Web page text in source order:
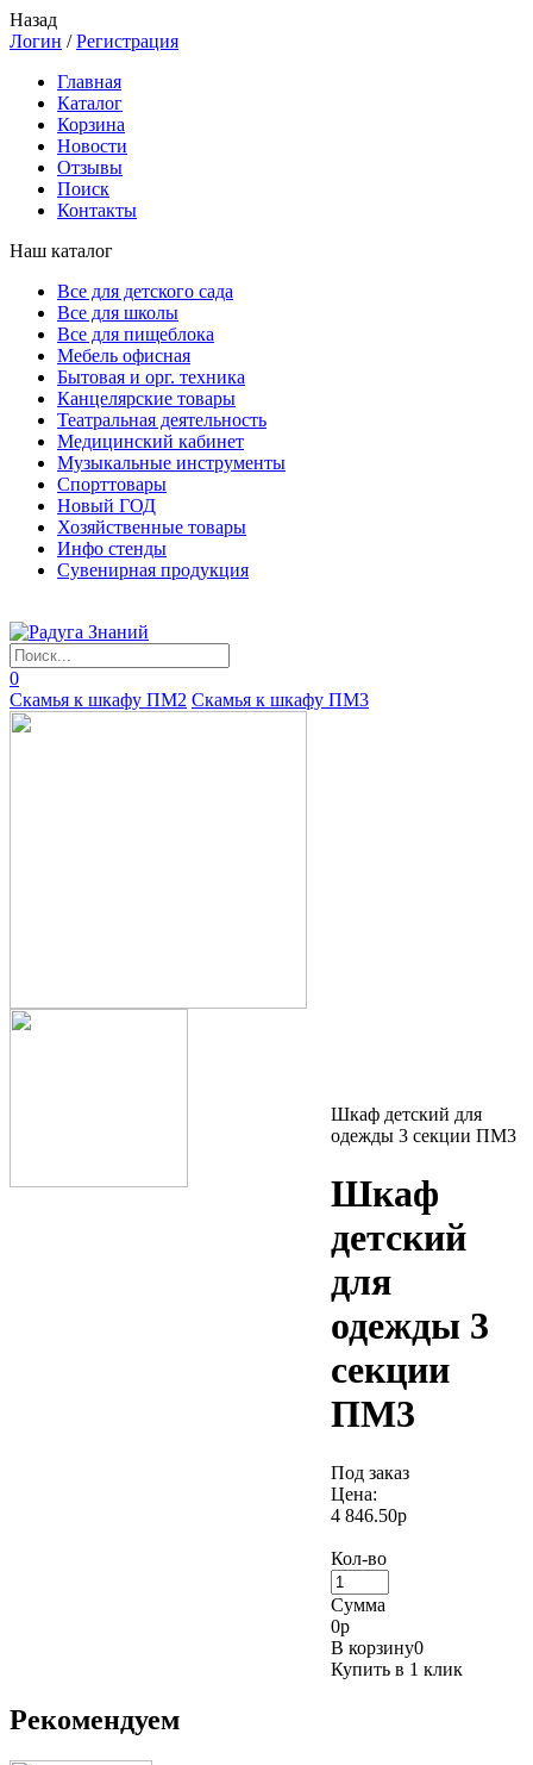
Назад
Логин /Регистрация
Главная
Каталог
Корзина
Новости
Отзывы
Поиск
Контакты
Наш каталог
Все для детского сада
Все для школы
Все для пищеблока
Мебель офисная
Бытовая и орг. техника
Канцелярские товары
Театральная деятельность
Медицинский кабинет
Музыкальные инструменты
Спорттовары
Новый ГОД
Хозяйственные товары
Инфо стенды
Сувенирная продукция
0
Скамья к шкафу ПМ2 Скамья к шкафу ПМ3
Шкаф детский для
одежды 3 секции ПМ3
Шкаф
детский
для
одежды 3
секции
ПМ3
Под заказ
Цена:
4 846.50р
Кол-во
Сумма
0р
В корзину0
Купить в 1 клик
Рекомендуем